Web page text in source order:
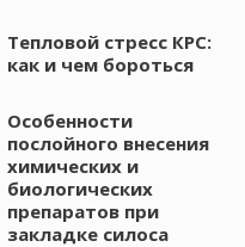
Тепловой стресс КРС:
как и чем бороться
Особенности
послойного внесения
химических и
биологических
препаратов при
закладке силоса